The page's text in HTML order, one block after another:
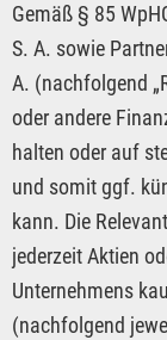
Gemäß § 85
S. A. sowie
A. (nachfolgend
oder andere
halten oder auf
und somit ggf.
kann. Die
jederzeit Aktien
Unternehmens
(nachfolgend